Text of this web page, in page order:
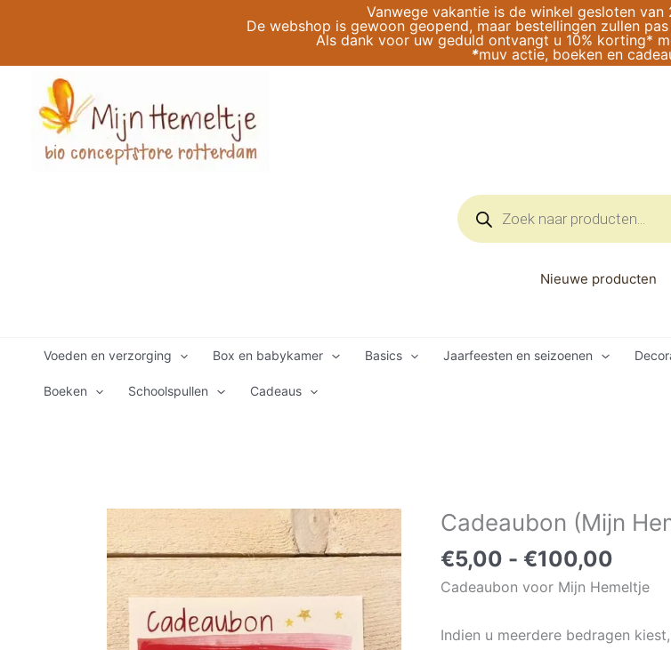
Vanwege vakantie is de winkel gesloten van
De webshop is gewoon geopend, maar bestellingen zullen
Als dank voor uw geduld ontvangt u 10% korting*
*muv actie, boeken en
Producten
zoeken
Nieuwe producten
Voeden en verzorging Box en babykamer Basics Jaarfeesten en seizoenen
Boeken Schoolspullen Cadeaus
Cadeaubon (Mijn
€5,00 - €100,00
Cadeaubon voor Mijn Hemeltje
Indien u meerdere bedragen
Cadeaubon
Hemeltje)
aantal